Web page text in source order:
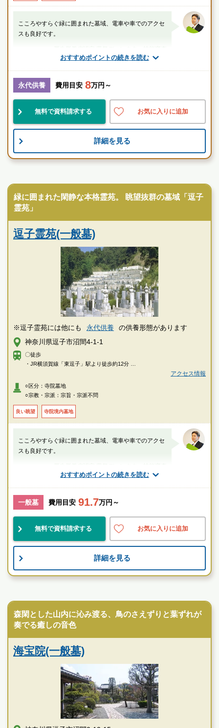
おすすめポイントの続きを読む
こころやすらぐ緑に囲まれた墓域、電車や車でのアクセ
スも良好です。
厚生労働省認定 葬祭ディレクター技能審査
1級葬祭ディレクター 田中（業界歴15年）
神奈川県 逗子市 東逗子駅
お墓のことなら何でもご相談ください
現地を見学して実際の雰囲気をお確かめください
霊園墓地のプロフェッショナルが無料でご案内いたしま
逗子霊苑の特徴
永代供養 費用目安 8万円～
無料で資料請求する お気に入りに追加
詳細を見る
緑に囲まれた閑静な本格霊苑。 眺望抜群の墓域「逗子
霊苑」
逗子霊苑(一般墓)
※逗子霊苑には他にも 永代供養
の供養形態があります
神奈川県逗子市沼間4-1-1
〇徒歩
・JR横須賀線「東逗子」駅より徒歩約12分
〇車
・横浜横須賀道路、逗子ICより約3分
アクセス情報
○区分：寺院墓地
○宗教・宗派：宗旨・宗派不問
良い眺望 寺院境内墓地
おすすめポイントの続きを読む
こころやすらぐ緑に囲まれた墓域、電車や車でのアクセ
スも良好です。
厚生労働省認定 葬祭ディレクター技能審査
1級葬祭ディレクター 田中（業界歴15年）
神奈川県 逗子市 東逗子駅
お墓のことなら何でもご相談ください
現地を見学して実際の雰囲気をお確かめください
霊園墓地のプロフェッショナルが無料でご案内いたしま
逗子霊苑の特徴
一般墓 費用目安 91.7万円～
無料で資料請求する お気に入りに追加
詳細を見る
森閑とした山内に沁み渡る、鳥のさえずりと葉ずれが
奏でる癒しの音色
海宝院(一般墓)